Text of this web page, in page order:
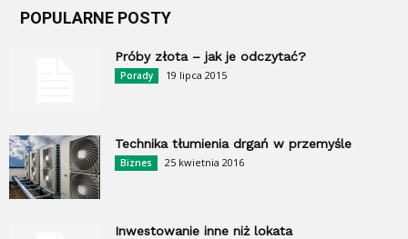
POPULARNE POSTY
Próby złota – jak je odczytać?
Porady 19 lipca 2015
Technika tłumienia drgań w przemyśle
Biznes 25 kwietnia 2016
Inwestowanie inne niż lokata